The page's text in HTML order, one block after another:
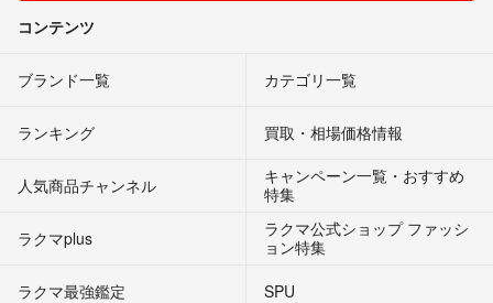
コンテンツ
ブランド一覧 カテゴリ一覧
ランキング 買取・相場価格情報
人気商品チャンネル
キャンペーン一覧・おすすめ
特集
ラクマplus
ラクマ公式ショップ ファッシ
ョン特集
ラクマ最強鑑定
SPU